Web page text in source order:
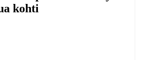
kohti